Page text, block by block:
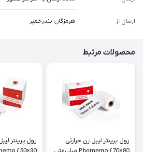
ارسال از هرمزگان-بندرخمیر
محصولات مرتبط
رول پرینتر لیبل زن حرارتی
رول پرینتر